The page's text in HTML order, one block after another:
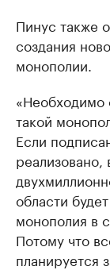
Пинус также
создания
монополии.
«Необходимо
такой
Если
области
монополия в
Потому что
планируется